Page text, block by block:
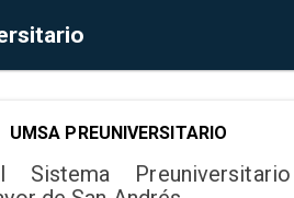
UMSA PREUNIVERSITARIO
Sistema